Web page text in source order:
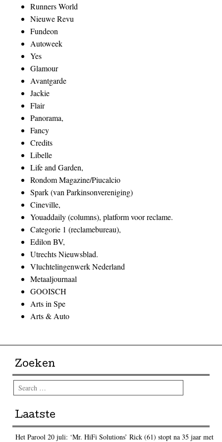
Runners World
Nieuwe Revu
Fundeon
Autoweek
Yes
Glamour
Avantgarde
Jackie
Flair
Panorama,
Fancy
Credits
Libelle
Life and Garden,
Rondom Magazine/Piucalcio
Spark (van Parkinsonvereniging)
Cineville,
Youaddaily (columns), platform voor reclame.
Categorie 1 (reclamebureau),
Edilon BV,
Utrechts Nieuwsblad.
Vluchtelingenwerk Nederland
Metaaljournaal
GOOISCH
Arts in Spe
Arts & Auto
Zoeken
Search
Laatste
Het Parool 20 juli: ‘Mr. HiFi Solutions’ Rick (61) stopt na 35 jaar met